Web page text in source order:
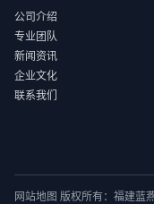
公司介绍
专业团队
新闻资讯
企业文化
联系我们
网站地图 版权所有：福建蓝